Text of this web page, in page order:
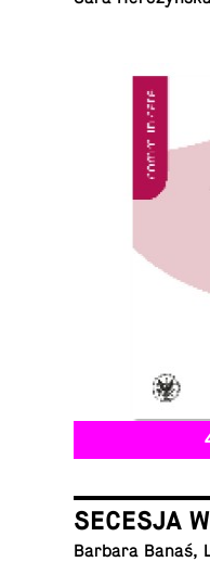
SECESJA
Barbara Banaś,